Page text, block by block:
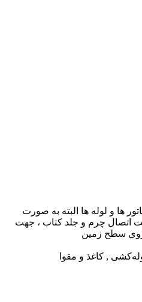
ها و لوله ها البته به صورت
اتصال چرم و جلد كتاب ، جهت
روي سطح زمين
, کاغذ و مقوا